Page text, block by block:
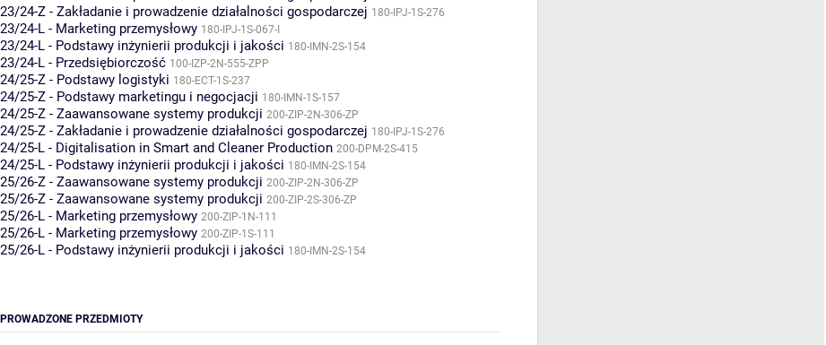
23/24-Z - Zakładanie i prowadzenie działalności gospodarczej 180-IPJ-1S-276
23/24-L - Marketing przemysłowy 180-IPJ-1S-067-I
23/24-L - Podstawy inżynierii produkcji i jakości 180-IMN-2S-154
23/24-L - Przedsiębiorczość 100-IZP-2N-555-ZPP
24/25-Z - Podstawy logistyki 180-ECT-1S-237
24/25-Z - Podstawy marketingu i negocjacji 180-IMN-1S-157
24/25-Z - Zaawansowane systemy produkcji 200-ZIP-2N-306-ZP
24/25-Z - Zakładanie i prowadzenie działalności gospodarczej 180-IPJ-1S-276
24/25-L - Digitalisation in Smart and Cleaner Production 200-DPM-2S-415
24/25-L - Podstawy inżynierii produkcji i jakości 180-IMN-2S-154
25/26-Z - Zaawansowane systemy produkcji 200-ZIP-2N-306-ZP
25/26-Z - Zaawansowane systemy produkcji 200-ZIP-2S-306-ZP
25/26-L - Marketing przemysłowy 200-ZIP-1N-111
25/26-L - Marketing przemysłowy 200-ZIP-1S-111
25/26-L - Podstawy inżynierii produkcji i jakości 180-IMN-2S-154
PROWADZONE PRZEDMIOTY